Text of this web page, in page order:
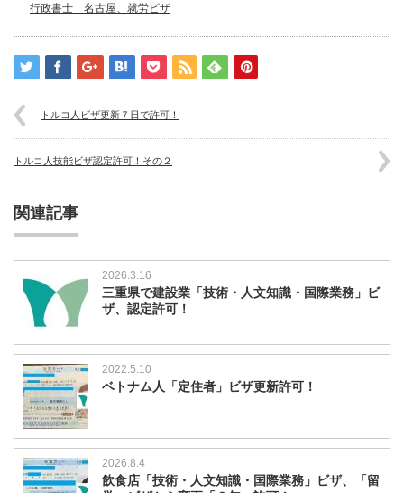
行政書士 名古屋、就労ビザ
トルコ人ビザ更新７日で許可！
トルコ人技能ビザ認定許可！その２
関連記事
2026.3.16
三重県で建設業「技術・人文知識・国際業務」ビ
ザ、認定許可！
2022.5.10
ベトナム人「定住者」ビザ更新許可！
2026.8.4
飲食店「技術・人文知識・国際業務」ビザ、「留